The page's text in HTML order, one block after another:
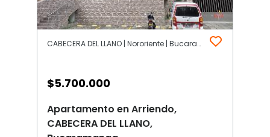
CABECERA DEL LLANO | Nororiente | Bucaramanga
$5.700.000
Apartamento en Arriendo,
CABECERA DEL LLANO,